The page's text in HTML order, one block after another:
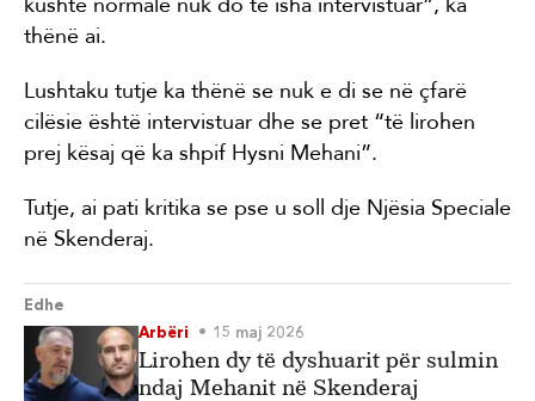
thënë ai.
Lushtaku tutje ka thënë se nuk e di se në çfarë
cilësie është intervistuar dhe se pret “të lirohen
prej kësaj që ka shpif Hysni Mehani”.
Tutje, ai pati kritika se pse u soll dje Njësia Speciale
në Skenderaj.
Edhe
Arbëri
15 maj 2026
Lirohen dy të dyshuarit për sulmin
ndaj Mehanit në Skenderaj